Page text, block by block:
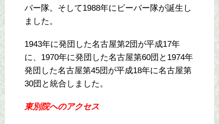
バー隊。そして1988年にビーバー隊が誕生し
ました。
1943年に発団した名古屋第2団が平成17年
に、1970年に発団した名古屋第60団と1974年
発団した名古屋第45団が平成18年に名古屋第
30団と統合しました。
東別院へのアクセス